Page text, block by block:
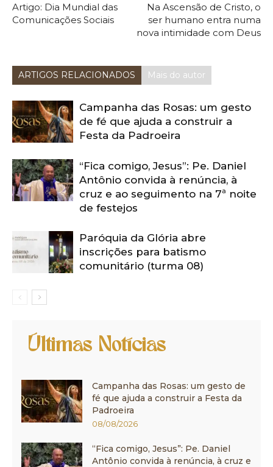
Artigo: Dia Mundial das
Comunicações Sociais
Na Ascensão de Cristo, o
ser humano entra numa
nova intimidade com Deus
ARTIGOS RELACIONADOS Mais do autor
Campanha das Rosas: um gesto
de fé que ajuda a construir a
Festa da Padroeira
“Fica comigo, Jesus”: Pe. Daniel
Antônio convida à renúncia, à
cruz e ao seguimento na 7ª noite
de festejos
Paróquia da Glória abre
inscrições para batismo
comunitário (turma 08)
Últimas Notícias
Campanha das Rosas: um gesto de
fé que ajuda a construir a Festa da
Padroeira
08/08/2026
“Fica comigo, Jesus”: Pe. Daniel
Antônio convida à renúncia, à cruz e